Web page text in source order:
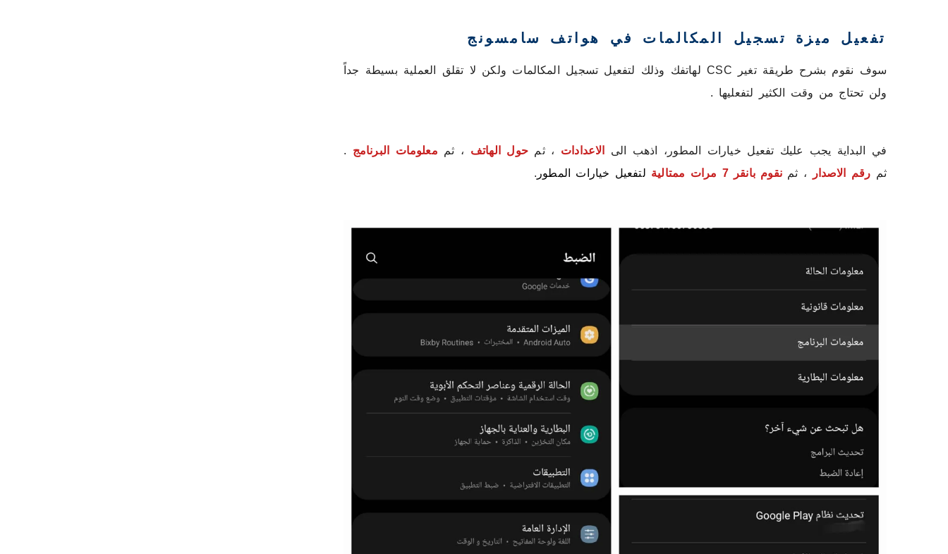
تفعيل ميزة تسجيل المكالمات في هواتف سامسونج
سوف نقوم بشرح طريقة تغير CSC لهاتفك وذلك لتفعيل تسجيل المكالمات ولكن لا تقلق العملية بسيطة جداً
ولن تحتاج من وقت الكثير لتفعليها .
في البداية يجب عليك تفعيل خيارات المطور، اذهب الى الاعدادات ، ثمحول الهاتف ، ثم معلومات البرنامج .
ثم رقم الاصدار ، ثم نقوم بانقر 7 مرات ممتالية لتفعيل خيارات المطور .